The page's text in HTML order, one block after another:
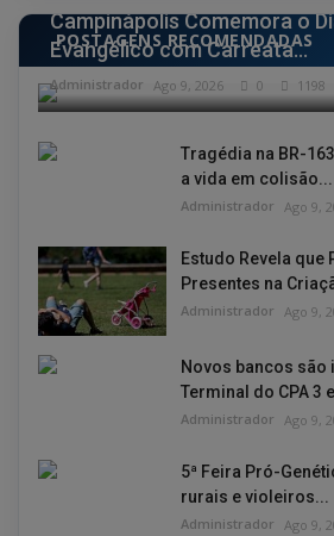
POSTAGENS RECOMENDADAS
Campinápolis Comemora o
Evangélico com Carreata...
Administrador Ago 9, 2026 0 1198
Tragédia na BR-
a vida em colisão...
Administrador Ago 9,
Estudo Revela que
Presentes na
Administrador Ago 9,
Novos bancos são
Terminal do CPA 3
Administrador Ago 9,
5ª Feira Pró-
rurais e violeiros...
Administrador Ago 9,